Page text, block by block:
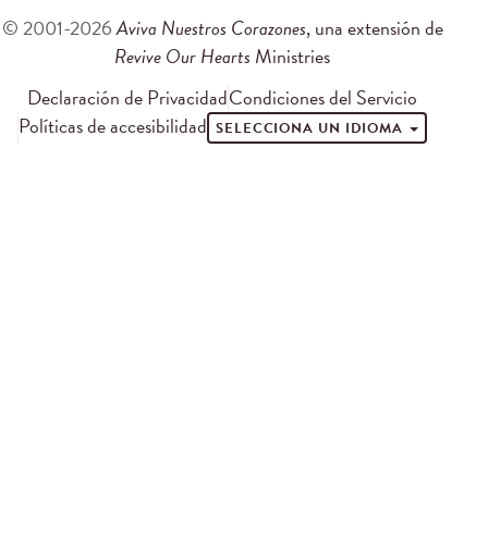
© 2001-2026Aviva Nuestros Corazones, una extensión de
Revive Our Hearts Ministries
Declaración de PrivacidadCondiciones del Servicio
Políticas de accesibilidad SELECCIONA UN IDIOMA